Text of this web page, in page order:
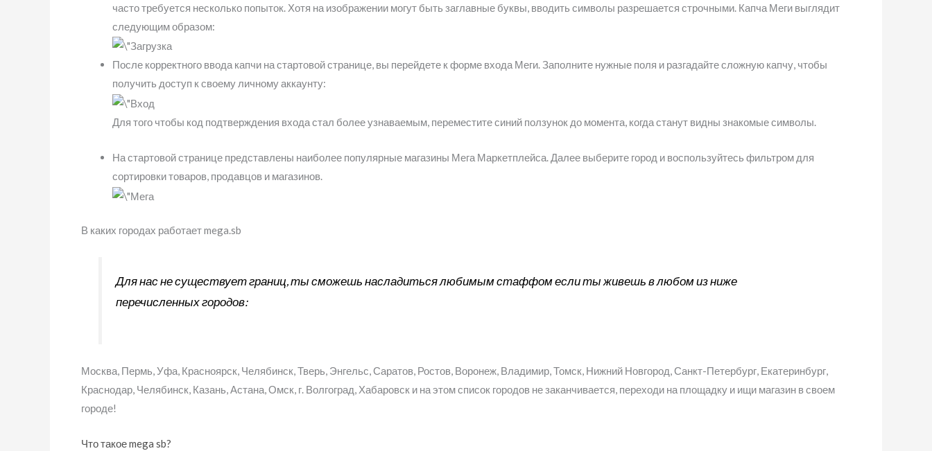
часто требуется несколько попыток. Хотя на изображении могут быть заглавные буквы, вводить символы разрешается строчными. Капча Меги выглядит
следующим образом:
После корректного ввода капчи на стартовой странице, вы перейдете к форме входа Меги. Заполните нужные поля и разгадайте сложную капчу, чтобы
получить доступ к своему личному аккаунту:
Для того чтобы код подтверждения входа стал более узнаваемым, переместите синий ползунок до момента, когда станут видны знакомые символы.
На стартовой странице представлены наиболее популярные магазины Мега Маркетплейса. Далее выберите город и воспользуйтесь фильтром для
сортировки товаров, продавцов и магазинов.
В каких городах работает mega.sb
Для нас не существует границ, ты сможешь насладиться любимым стаффом если ты живешь в любом из ниже
перечисленных городов:
Москва, Пермь, Уфа, Красноярск, Челябинск, Тверь, Энгельс, Саратов, Ростов, Воронеж, Владимир, Томск, Нижний Новгород, Санкт-Петербург, Екатеринбург,
Краснодар, Челябинск, Казань, Астана, Омск, г. Волгоград, Хабаровск и на этом список городов не заканчивается, переходи на площадку и ищи магазин в своем
городе!
Что такое mega sb?